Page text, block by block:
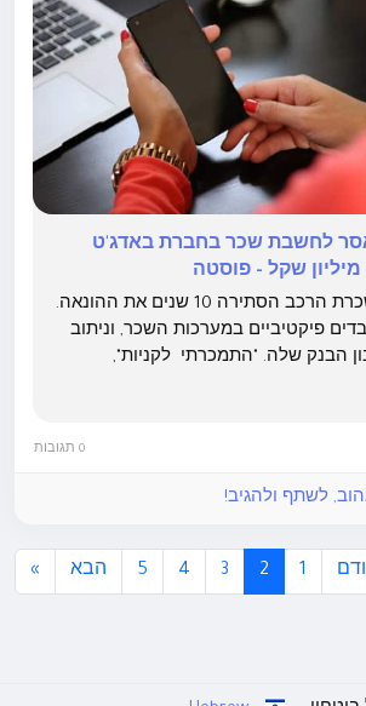
לחשבת שכר בחברת באדג'ט
שקל - פוסטה
חשבת חברת השכרת הרכב הסתירה 10 שנים את ההונאה.
פיקטיביים במערכות השכר, וניתוב
הבנק שלה. "התמכרתי לקניות",
לשתף ולהגיב!
1
2
3
4
5 הבא »